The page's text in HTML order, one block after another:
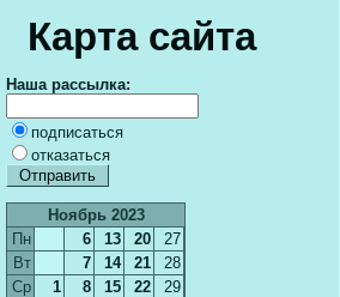
Карта сайта
Наша рассылка:
подписаться
отказаться
Ноябрь 2023
Пн
6 13 20
27
Вт
7 14 21
28
Ср
1 8 15 22 29